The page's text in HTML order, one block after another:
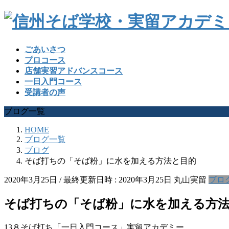
ごあいさつ
プロコース
店舗実習アドバンスコース
一日入門コース
受講者の声
ブログ一覧
HOME
ブログ一覧
ブログ
そば打ちの「そば粉」に水を加える方法と目的
2020年3月25日 / 最終更新日時 : 2020年3月25日 丸山実留 ブロ
そば打ちの「そば粉」に水を加える方
13８そば打ち「一日入門コース」実留アカデミー